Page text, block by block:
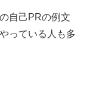
自己 PRの例文
っている人も多